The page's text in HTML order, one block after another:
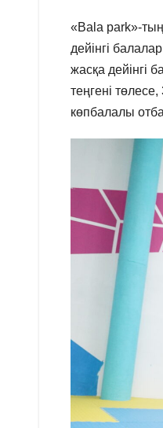
«Bala park»-
дейінгі
жасқа дейінгі
теңгені
көпбалалы